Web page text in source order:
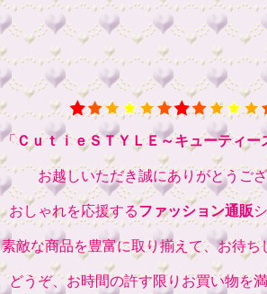
「ＣｕｔｉｅＳＴＹＬＥ～キューティー
お越しいただき誠にありがとうご
おしゃれを応援するファッション通販
素敵な商品を豊富に取り揃えて、お待ち
どうぞ、お時間の許す限りお買い物を